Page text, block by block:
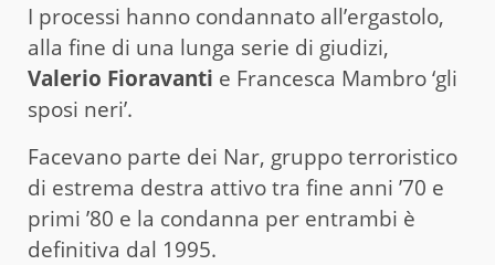
I processi hanno condannato all’ergastolo,
alla fine di una lunga serie di giudizi,
Valerio Fioravanti e Francesca Mambro ‘gli
sposi neri’.
Facevano parte dei Nar, gruppo terroristico
di estrema destra attivo tra fine anni ’70 e
primi ’80 e la condanna per entrambi è
definitiva dal 1995.